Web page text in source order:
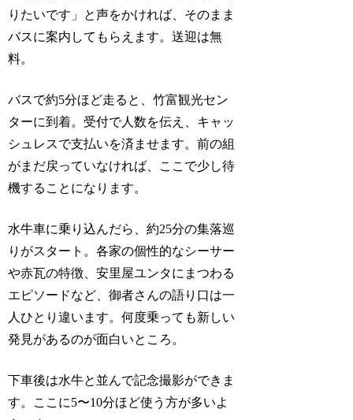
りたいです」と声をかければ、そのまま
バスに案内してもらえます。送迎は無
料。
バスで約5分ほど走ると、竹富観光セン
ターに到着。受付で人数を伝え、キャッ
シュレスで支払いを済ませます。前の組
がまだ戻っていなければ、ここで少し待
機することになります。
水牛車に乗り込んだら、約25分の集落巡
りがスタート。各家の個性的なシーサー
や赤瓦の特徴、安里屋ユンタにまつわる
エピソードなど、御者さんの語り口は一
人ひとり違います。何度乗っても新しい
発見があるのが面白いところ。
下車後は水牛と並んで記念撮影ができま
す。ここに5〜10分ほど使う方が多いよ